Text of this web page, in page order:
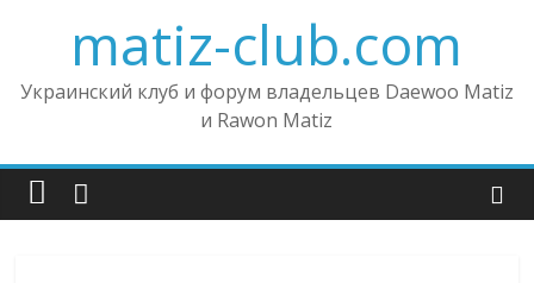
matiz-club.com
Украинский клуб и форум владельцев Daewoo Matiz
и Rawon Matiz